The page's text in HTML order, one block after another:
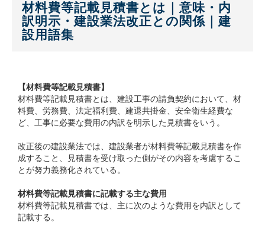
材料費等記載見積書とは｜意味・内
訳明示・建設業法改正との関係｜建
設用語集
【材料費等記載見積書】
材料費等記載見積書とは、建設工事の請負契約において、材
料費、労務費、法定福利費、建退共掛金、安全衛生経費な
ど、工事に必要な費用の内訳を明示した見積書をいう。
改正後の建設業法では、建設業者が材料費等記載見積書を作
成すること、見積書を受け取った側がその内容を考慮するこ
とが努力義務化されている。
材料費等記載見積書に記載する主な費用
材料費等記載見積書では、主に次のような費用を内訳として
記載する。